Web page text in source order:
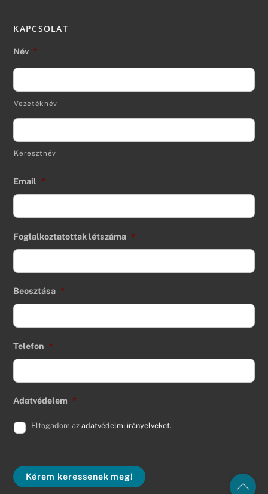
Back
To
KAPCSOLAT
Név *
Vezetéknév
Keresztnév
Email *
Foglalkoztatottak létszáma *
Beosztása *
Telefon *
Adatvédelem *
Elfogadom az adatvédelmi irányelveket.
Kérem keressenek meg!